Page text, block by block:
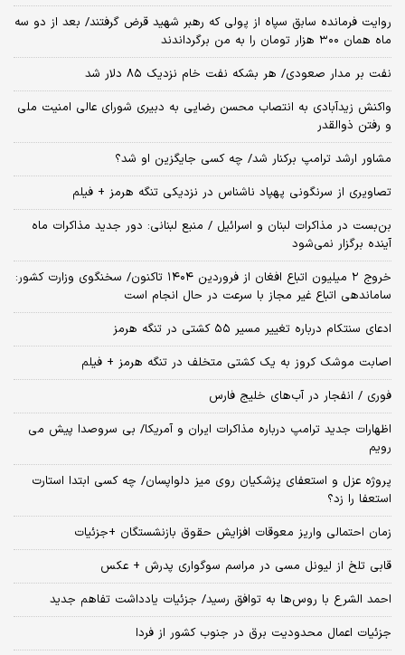
روایت فرمانده سابق سپاه از پولی که رهبر شهید قرض گرفتند/ بعد از دو سه
ماه همان ۳۰۰ هزار تومان را به من برگرداندند
نفت بر مدار صعودی/ هر بشکه نفت خام نزدیک ۸۵ دلار شد
واکنش زیدآبادی به انتصاب محسن رضایی به دبیری شورای عالی امنیت ملی
و رفتن ذوالقدر
مشاور ارشد ترامپ برکنار شد/ چه کسی جایگزین او شد؟
تصاویری از سرنگونی پهپاد ناشناس در نزدیکی تنگه هرمز + فیلم
بن‌بست در مذاکرات لبنان و اسرائیل / منبع لبنانی: دور جدید مذاکرات ماه
آینده برگزار نمی‌شود
خروج ۲ میلیون اتباع افغان از فروردین ۱۴۰۴ تاکنون/ سخنگوی وزارت کشور:
ساماندهی اتباع غیر مجاز با سرعت در حال انجام است
ادعای سنتکام درباره تغییر مسیر ۵۵ کشتی در تنگه هرمز
اصابت موشک کروز به یک کشتی متخلف در تنگه هرمز + فیلم
فوری / انفجار در آب‌های خلیج فارس
اظهارات جدید ترامپ درباره مذاکرات ایران و آمریکا/ بی سروصدا پیش می
رویم
پروژه عزل و استعفای پزشکیان روی میز دلواپسان/ چه کسی ابتدا استارت
استعفا را زد؟
زمان احتمالی واریز معوقات افزایش حقوق بازنشستگان +جزئیات
قابی تلخ از لیونل مسی در مراسم سوگواری پدرش + عکس
احمد الشرع با روس‌ها به توافق رسید/ جزئیات یادداشت تفاهم جدید
جزئیات اعمال محدودیت برق در جنوب کشور از فردا